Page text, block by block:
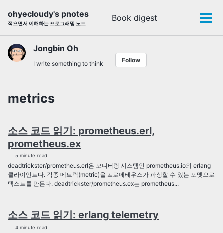
navigation
ohyecloudy's pnotes
적으면서 이해하는 프로그래밍 노트
Book digest
Toggle
Jongbin Oh
I write something to think Follow
metrics
소스 코드 읽기: prometheus.erl,
prometheus.ex
5 minute read
deadtrickster/prometheus.erl은 모니터링 시스템인 prometheus.io의 erlang
클라이언트다. 각종 메트릭(metric)을 프로메테우스가 파싱할 수 있는 포맷으로
텍스트를 만든다. deadtrickster/prometheus.ex는 prometheus...
소스 코드 읽기: erlang telemetry
4 minute read